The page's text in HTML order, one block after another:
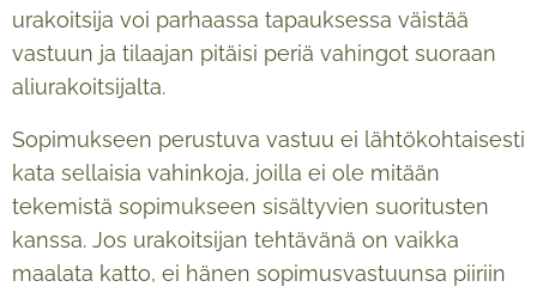
urakoitsija voi parhaassa tapauksessa väistää
vastuun ja tilaajan pitäisi periä vahingot suoraan
aliurakoitsijalta.
Sopimukseen perustuva vastuu ei lähtökohtaisesti
kata sellaisia vahinkoja, joilla ei ole mitään
tekemistä sopimukseen sisältyvien suoritusten
kanssa. Jos urakoitsijan tehtävänä on vaikka
maalata katto, ei hänen sopimusvastuunsa piiriin